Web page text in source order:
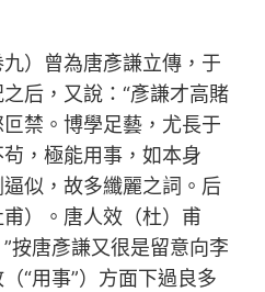
九）曾為唐彥謙立傳，于
后，又說：“彥謙才高賭
禁。博學足藝，尤長于
，極能用事，如本身
似，故多纖麗之詞。后
）。唐人效（杜）甫
按唐彥謙又很是留意向李
“用事”）方面下過良多